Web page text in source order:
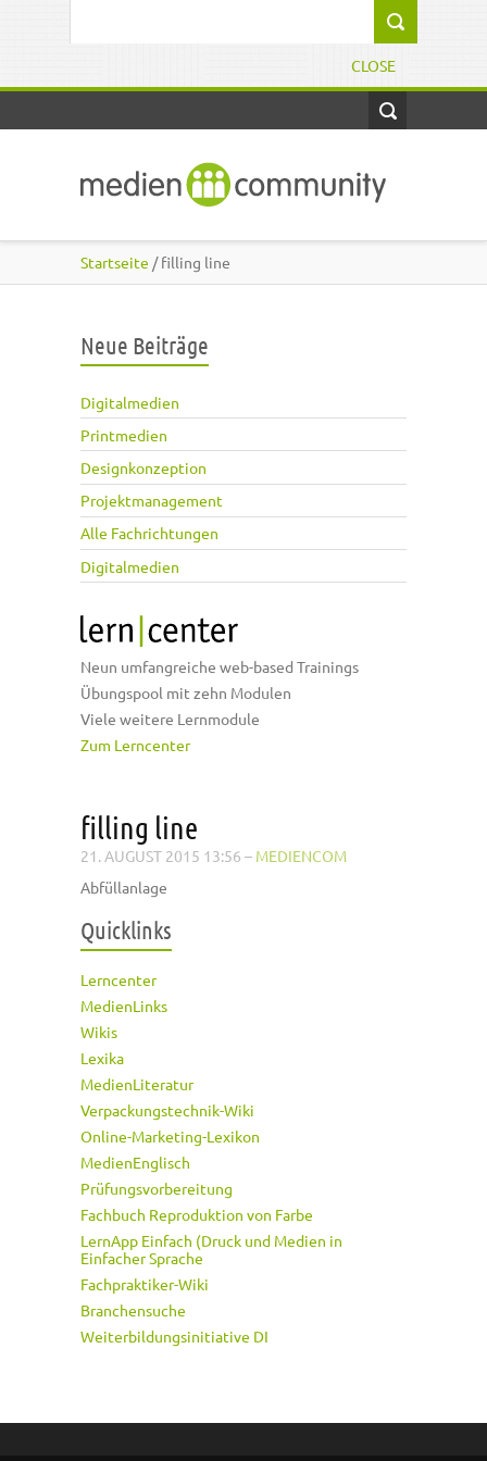
CLOSE
Startseite / filling line
Neue Beiträge
Digitalmedien
Printmedien
Designkonzeption
Projektmanagement
Alle Fachrichtungen
Digitalmedien
Neun umfangreiche web-based Trainings
Übungspool mit zehn Modulen
Viele weitere Lernmodule
Zum Lerncenter
filling line
21. AUGUST 2015 13:56 – MEDIENCOM
Abfüllanlage
Quicklinks
Lerncenter
MedienLinks
Wikis
Lexika
MedienLiteratur
Verpackungstechnik-Wiki
Online-Marketing-Lexikon
MedienEnglisch
Prüfungsvorbereitung
Fachbuch Reproduktion von Farbe
LernApp Einfach (Druck und Medien in
Einfacher Sprache
Fachpraktiker-Wiki
Branchensuche
Weiterbildungsinitiative DI